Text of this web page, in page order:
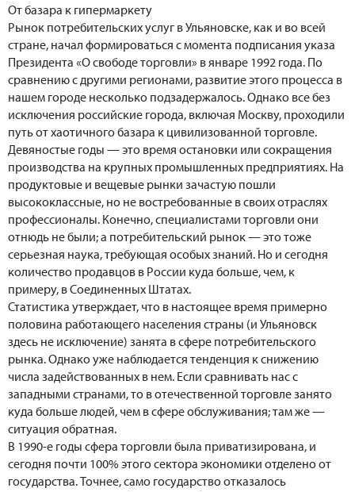
От базара к гипермаркету
Рынок потребительских услуг в Ульяновске, как и во всей
стране, начал формироваться с момента подписания указа
Президента «О свободе торговли» в январе 1992 года. По
сравнению с другими регионами, развитие этого процесса в
нашем городе несколько подзадержалось. Однако все без
исключения российские города, включая Москву, проходили
путь от хаотичного базара к цивилизованной торговле.
Девяностые годы — это время остановки или сокращения
производства на крупных промышленных предприятиях. На
продуктовые и вещевые рынки зачастую пошли
высококлассные, но не востребованные в своих отраслях
профессионалы. Конечно, специалистами торговли они
отнюдь не были; а потребительский рынок — это тоже
серьезная наука, требующая особых знаний. Но и сегодня
количество продавцов в России куда больше, чем, к
примеру, в Соединенных Штатах.
Статистика утверждает, что в настоящее время примерно
половина работающего населения страны (и Ульяновск
здесь не исключение) занята в сфере потребительского
рынка. Однако уже наблюдается тенденция к снижению
числа задействованных в нем. Если сравнивать нас с
западными странами, то в отечественной торговле занято
куда больше людей, чем в сфере обслуживания; там же —
ситуация обратная.
В 1990-е годы сфера торговли была приватизирована, и
сегодня почти 100% этого сектора экономики отделено от
государства. Точнее, само государство отказалось